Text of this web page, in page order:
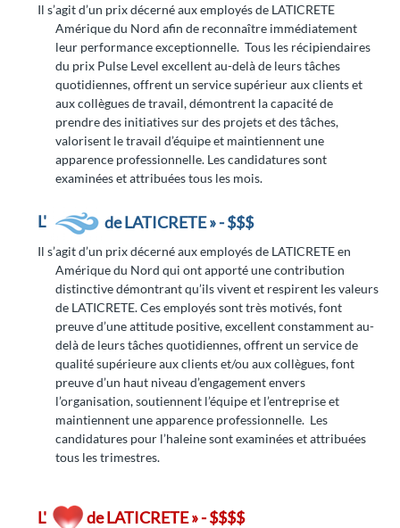
Il s’agit d’un prix décerné aux employés de LATICRETE
Amérique du Nord afin de reconnaître immédiatement
leur performance exceptionnelle. Tous les récipiendaires
du prix Pulse Level excellent au-delà de leurs tâches
quotidiennes, offrent un service supérieur aux clients et
aux collègues de travail, démontrent la capacité de
prendre des initiatives sur des projets et des tâches,
valorisent le travail d’équipe et maintiennent une
apparence professionnelle. Les candidatures sont
examinées et attribuées tous les mois.
L' de LATICRETE » - $$$
Il s’agit d’un prix décerné aux employés de LATICRETE en
Amérique du Nord qui ont apporté une contribution
distinctive démontrant qu’ils vivent et respirent les valeurs
de LATICRETE. Ces employés sont très motivés, font
preuve d’une attitude positive, excellent constamment au-
delà de leurs tâches quotidiennes, offrent un service de
qualité supérieure aux clients et/ou aux collègues, font
preuve d’un haut niveau d’engagement envers
l’organisation, soutiennent l’équipe et l’entreprise et
maintiennent une apparence professionnelle. Les
candidatures pour l’haleine sont examinées et attribuées
tous les trimestres.
L' de LATICRETE » - $$$$